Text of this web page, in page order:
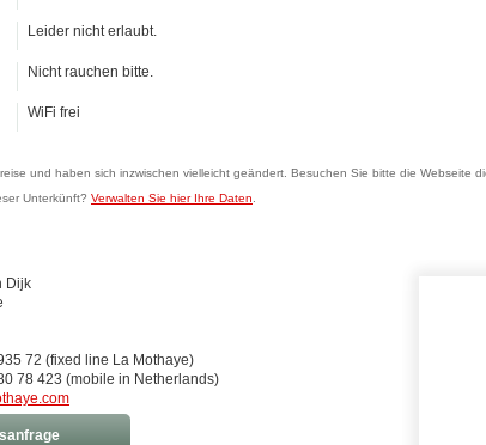
Leider nicht erlaubt.
Nicht rauchen bitte.
WiFi frei
und haben sich inzwischen vielleicht geändert. Besuchen Sie bitte die Webseite
Unterkünft? Verwalten Sie hier Ihre Daten
Dijk
72 (fixed line La Mothaye)
78 423 (mobile in Netherlands)